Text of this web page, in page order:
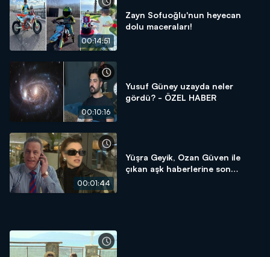
00:14:51
Zayn Sofuoğlu'nun heyecan
dolu maceraları!
00:10:16
Yusuf Güney uzayda neler
gördü? - ÖZEL HABER
00:01:44
Yüşra Geyik, Ozan Güven ile
çıkan aşk haberlerine son